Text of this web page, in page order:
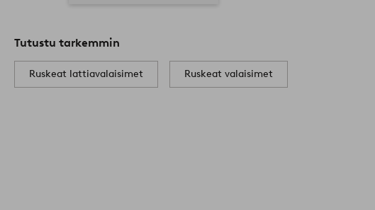
Tutustu tarkemmin
Ruskeat lattiavalaisimet Ruskeat valaisimet